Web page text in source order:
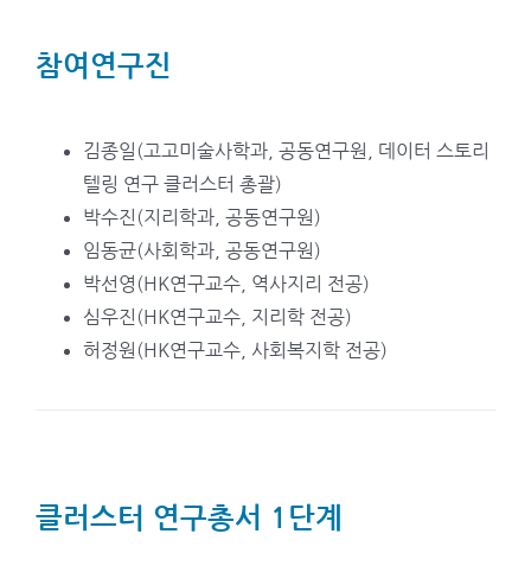
참여연구진
김종일(고고미술사학과, 공동연구원, 데이터 스토리
텔링 연구 클러스터 총괄)
박수진(지리학과, 공동연구원)
임동균(사회학과, 공동연구원)
박선영(HK연구교수, 역사지리 전공)
심우진(HK연구교수, 지리학 전공)
허정원(HK연구교수, 사회복지학 전공)
클러스터 연구총서 1단계